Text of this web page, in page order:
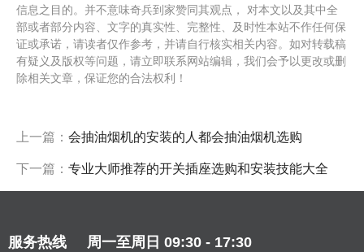
信息之目的。并不意味奇兵到家赞同其观点， 对本文以及其中全
部或者部分内容、文字的真实性、完整性、及时性本站不作任何保
证或承诺，请读者仅作参考，并请自行核实相关内容。如对转载稿
有疑义及版权等问题，请立即联系网站编辑，我们会予以更改或删
除相关文章，保证您的合法权利！
上一篇： 会抽油烟机的安装的人都会抽油烟机选购
下一篇： 专业大师推荐的开关插座选购和安装技能大全
服务热线 周一至周日 09:30 - 17:30